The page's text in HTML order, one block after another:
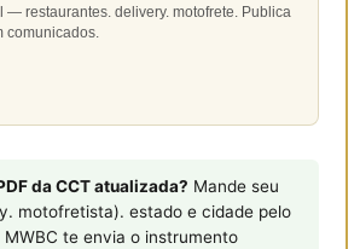
— restaurantes. delivery. motofrete. Publica
comunicados.
da CCT atualizada? Mande seu
motofretista). estado e cidade pelo
te envia o instrumento